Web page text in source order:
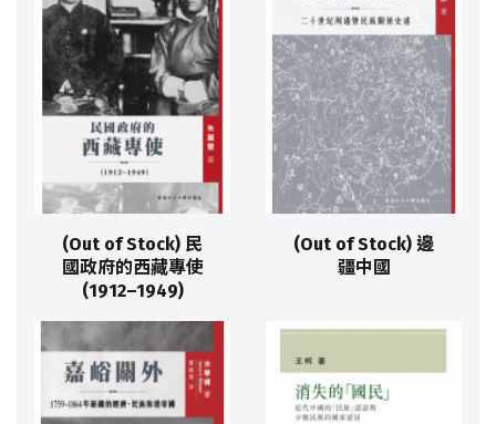
(Out of Stock) 民
國政府的西藏專使
(1912–1949)
(Out of Stock) 邊
疆中國